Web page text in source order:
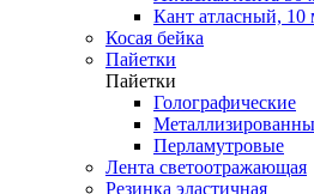
Кант атласный, 10
Косая бейка
Пайетки
Пайетки
Голографические
Перламутровые
Лента светоотражающая
Резинка эластичная